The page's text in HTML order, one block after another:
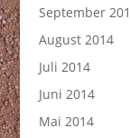
September
August 2014
Juli 2014
Juni 2014
Mai 2014